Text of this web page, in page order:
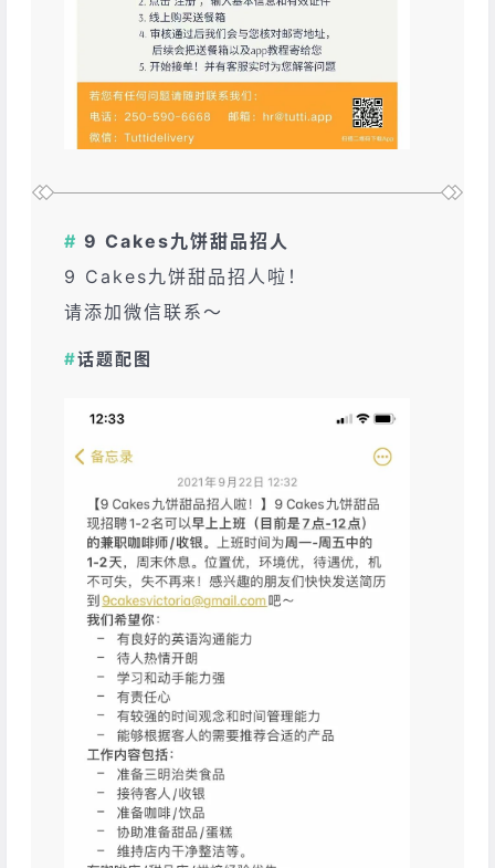
#9 Cakes九饼甜品招人
9 Cakes九饼甜品招人啦！
请添加微信联系～
#话题配图